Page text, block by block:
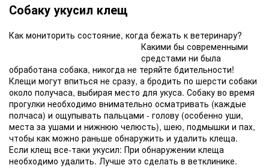
Собаку укусил клещ
Как мониторить состояние, когда бежать к ветеринару?
Какими бы современными
средстами ни была
обработана собака, никогда не теряйте бдительности!
Клещи могут впиться не сразу, а бродить по шерсти собаки
около получаса, выбирая место для укуса. Собаку во время
прогулки необходимо внимательно осматривать (каждые
полчаса) и ощупывать пальцами - голову (особенно уши,
места за ушами и нижнюю челюсть), шею, подмышки и пах,
чтобы как можно раньше обнаружить и удалить клеща.
Если клещ все-таки укусил: При обнаружении клеща
необходимо удалить. Лучше это сделать в ветклинике.